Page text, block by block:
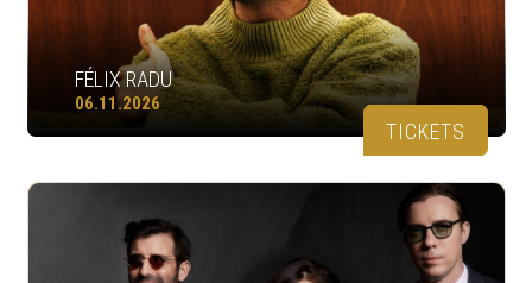
FÉLIX RADU
06.11.2026
TICKETS